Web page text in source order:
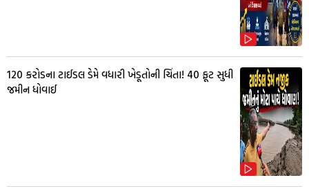
₹120 કરોડના ટાઈડલ ડેમે વધારી ખેડૂતોની ચિંતા! 40 ફૂટ સુધી
જમીન ધોવાઈ